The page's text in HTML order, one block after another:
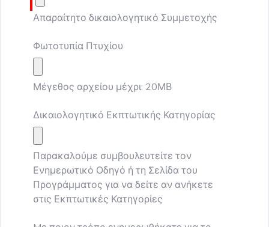
Απαραίτητο δικαιολογητικό Συμμετοχής
Φωτοτυπία Πτυχίου
Μέγεθος αρχείου μέχρι: 20ΜΒ
Δικαιολογητικό Εκπτωτικής Κατηγορίας
Παρακαλούμε συμβουλευτείτε τον
Ενημερωτικό Οδηγό ή τη Σελίδα του
Προγράμματος για να δείτε αν ανήκετε
στις Εκπτωτικές Κατηγορίες